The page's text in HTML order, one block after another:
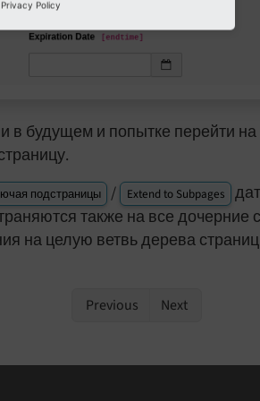
в будущем и попытке перейти на
подстраницы / Extend to Subpages
также на все
на целую ветвь дерева
Previous Next
Privacy Policy